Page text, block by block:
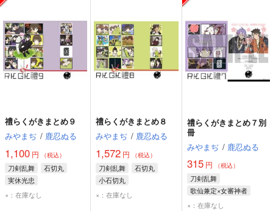
禮らくがきまとめ９
みやまぢ / 鹿忍ぬる
1,100 円 （税込）
刀剣乱舞
石切丸
実休光忠
×：在庫なし
禮らくがきまとめ８
みやまぢ / 鹿忍ぬる
1,572 円 （税込）
刀剣乱舞
石切丸
小石切丸
×：在庫なし
禮らくがきまとめ７別
冊
みやまぢ / 鹿忍ぬる
315円 （税込）
刀剣乱舞
歌仙兼定×女審神者
歌仙兼定
×：在庫なし